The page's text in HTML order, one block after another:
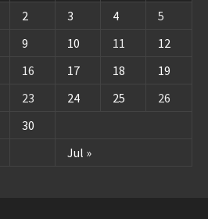
Jul »
2 3 4
5
9 10 11
12
16 17 18
19
23 24 25
26
30